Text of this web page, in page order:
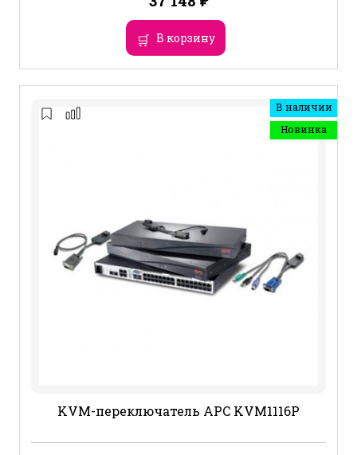
В корзину
В наличии
Новинка
KVM-переключатель APC KVM1116P